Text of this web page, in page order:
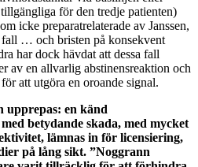
för den tredje patienten)
icke preparatrelaterade av Janssen,
fall … och bristen på konsekvent
har dock hävdat att dessa fall
av en allvarlig abstinensreaktion och
att utgöra en oroande signal.
upprepas: en känd
betydande skada, med mycket
lämnas in för licensiering,
på lång sikt. ”Noggrann